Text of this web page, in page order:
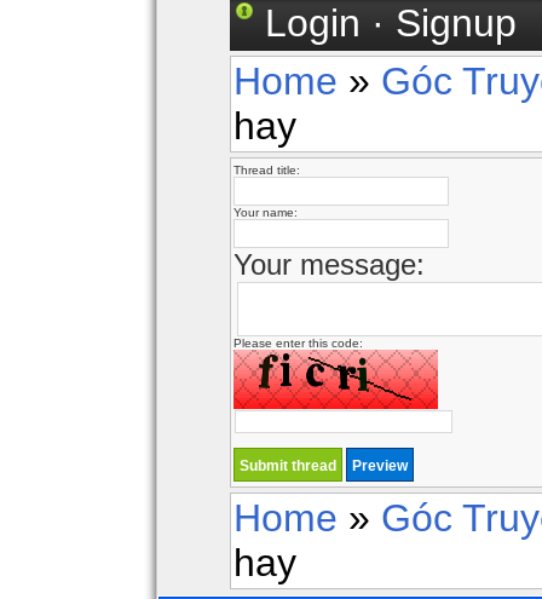
Login · Signup
Home » Góc
hay
Thread title:
Your name:
Your message:
Please enter this code:
Home » Góc
hay